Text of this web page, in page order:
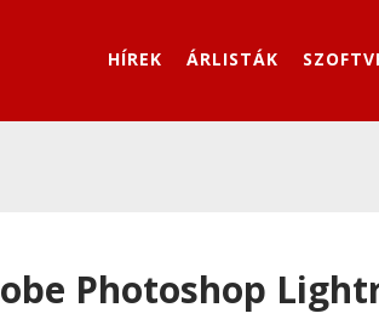
HÍREK ÁRLISTÁK
Photoshop